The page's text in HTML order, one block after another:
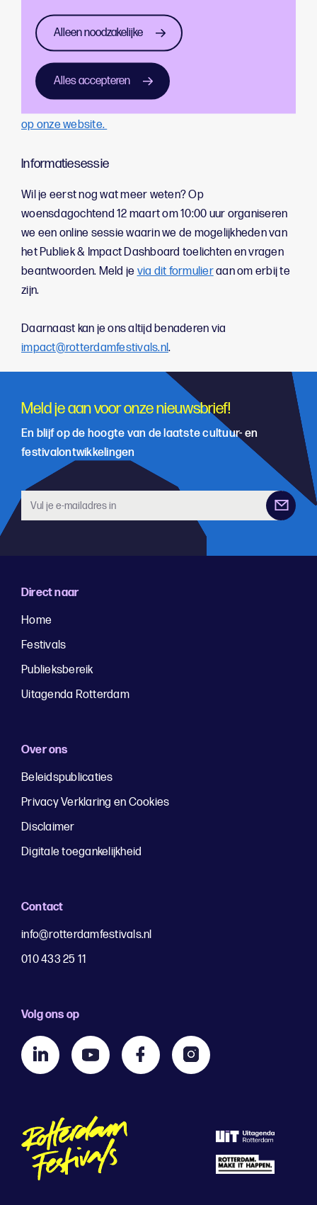
Alleen noodzakelijke
Alles accepteren
tot het Publiek & Impact Dashboard. Daarnaast bieden
Rotterdam Festivals en ontwikkelaar Cigarbox
ondersteuning via advies en kennissessies. Na
ontvangst van een inlog kun je direct aan de slag met
op onze website.
Informatiesessie
Wil je eerst nog wat meer weten? Op
woensdagochtend 12 maart om 10:00 uur organiseren
we een online sessie waarin we de mogelijkheden van
het Publiek & Impact Dashboard toelichten en vragen
beantwoorden. Meld je via dit formulieraan om erbij te
zijn.
Daarnaast kan je ons altijd benaderen via
impact@rotterdamfestivals.nl.
Meld je aan voor onze nieuwsbrief!
En blijf op de hoogte van de laatste cultuur- en
festivalontwikkelingen
Direct naar
Home
Festivals
Publieksbereik
Uitagenda Rotterdam
Over ons
Beleidspublicaties
Privacy Verklaring en Cookies
Disclaimer
Digitale toegankelijkheid
Contact
info@rotterdamfestivals.nl
010 433 25 11
Volg ons op